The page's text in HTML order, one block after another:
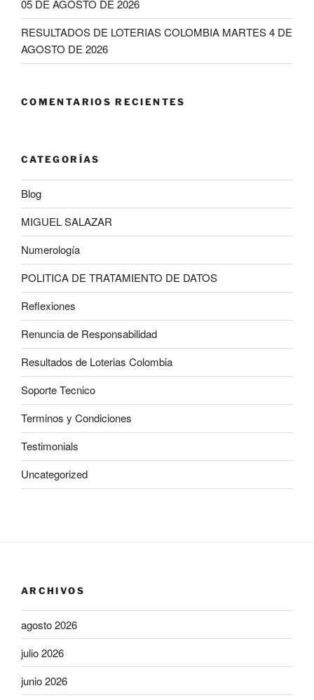
05 DE AGOSTO DE 2026
RESULTADOS DE LOTERIAS COLOMBIA MARTES 4 DE
AGOSTO DE 2026
COMENTARIOS RECIENTES
CATEGORÍAS
Blog
MIGUEL SALAZAR
Numerología
POLITICA DE TRATAMIENTO DE DATOS
Reflexiones
Renuncia de Responsabilidad
Resultados de Loterias Colombia
Soporte Tecnico
Terminos y Condiciones
Testimonials
Uncategorized
ARCHIVOS
agosto 2026
julio 2026
junio 2026